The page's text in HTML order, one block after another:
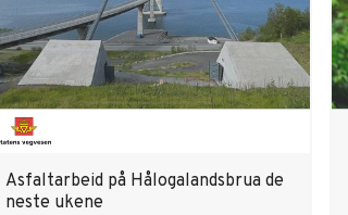
Asfaltarbeid på Hålogalandsbrua de
neste ukene